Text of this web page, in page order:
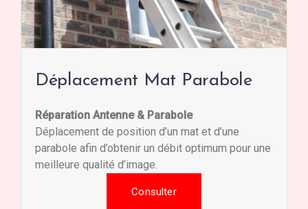
Déplacement Mat Parabole
Réparation Antenne & Parabole
Déplacement de position d’un mat et d’une
parabole afin d’obtenir un débit optimum pour une
meilleure qualité d’image.
Consulter